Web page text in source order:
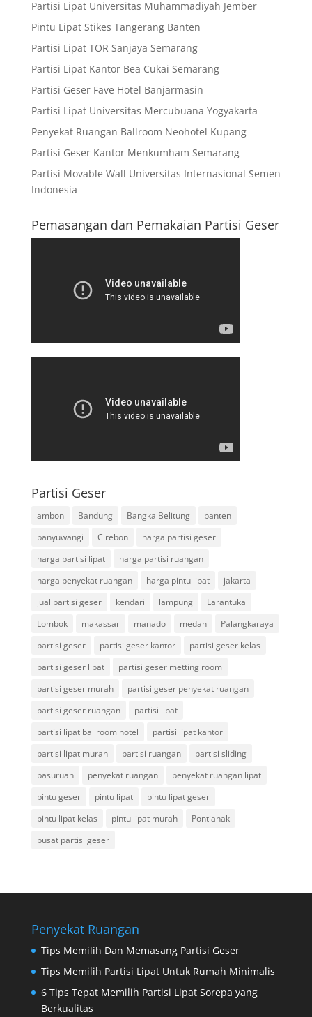
Partisi Lipat Universitas Muhammadiyah Jember
Pintu Lipat Stikes Tangerang Banten
Partisi Lipat TOR Sanjaya Semarang
Partisi Lipat Kantor Bea Cukai Semarang
Partisi Geser Fave Hotel Banjarmasin
Partisi Lipat Universitas Mercubuana Yogyakarta
Penyekat Ruangan Ballroom Neohotel Kupang
Partisi Geser Kantor Menkumham Semarang
Partisi Movable Wall Universitas Internasional Semen
Indonesia
Pemasangan dan Pemakaian Partisi Geser
Partisi Geser
ambon Bandung Bangka Belitung
banten
banyuwangi
Cirebon
harga partisi geser
harga partisi lipat
harga partisi ruangan
harga penyekat ruangan
harga pintu lipat
jakarta
jual partisi geser
kendari lampung
Larantuka
Lombok
makassar manado medan
Palangkaraya
partisi geser
partisi geser kantor
partisi geser kelas
partisi geser lipat
partisi geser metting room
partisi geser murah
partisi geser penyekat ruangan
partisi geser ruangan
partisi lipat
partisi lipat ballroom hotel
partisi lipat kantor
partisi lipat murah
partisi ruangan
partisi sliding
pasuruan
penyekat ruangan
penyekat ruangan lipat
pintu geser
pintu lipat
pintu lipat geser
pintu lipat kelas
pintu lipat murah
Pontianak
pusat partisi geser
Penyekat Ruangan
Tips Memilih Dan Memasang Partisi Geser
Tips Memilih Partisi Lipat Untuk Rumah Minimalis
6 Tips Tepat Memilih Partisi Lipat Sorepa yang
Berkualitas